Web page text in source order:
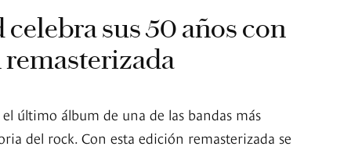
celebra sus 50 años con
último álbum de una de las bandas más
del rock. Con esta edición remasterizada se